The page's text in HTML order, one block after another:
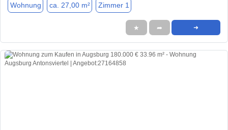
Wohnung ca. 27,00 m² Zimmer 1
★ ➦ ➜